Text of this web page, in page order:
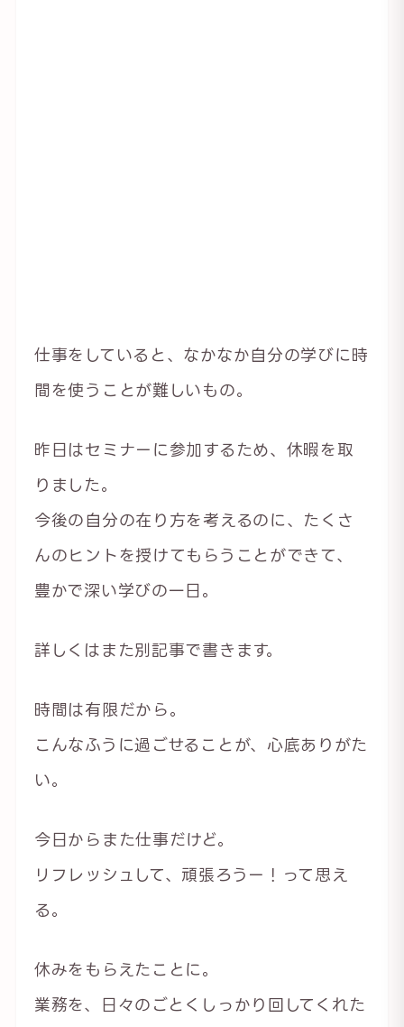
仕事をしていると、なかなか自分の学びに時
間を使うことが難しいもの。
昨日はセミナーに参加するため、休暇を取
りました。
今後の自分の在り方を考えるのに、たくさ
んのヒントを授けてもらうことができて、
豊かで深い学びの一日。
詳しくはまた別記事で書きます。
時間は有限だから。
こんなふうに過ごせることが、心底ありがた
い。
今日からまた仕事だけど。
リフレッシュして、頑張ろうー！って思え
る。
休みをもらえたことに。
業務を、日々のごとくしっかり回してくれた